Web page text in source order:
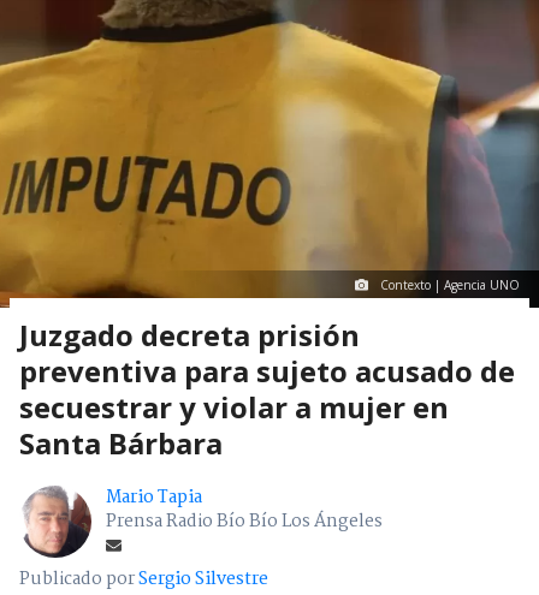
Contexto | Agencia UNO
Juzgado decreta prisión
preventiva para sujeto acusado de
secuestrar y violar a mujer en
Santa Bárbara
Mario Tapia
Prensa Radio Bío Bío Los Ángeles
Publicado porSergio Silvestre